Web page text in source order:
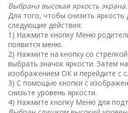
Выбрана высокая яркость экрана.
Для того, чтобы снизить яркость
следующие действия:
1) Нажмите кнопку Меню
появится меню.
2) Нажмите на кнопку со
выбрать значок яркости. Затем
изображением ОК и перейдите с
3) С помощью кнопки с
снизьте уровень яркости.
4) Нажмите кнопку Меню для